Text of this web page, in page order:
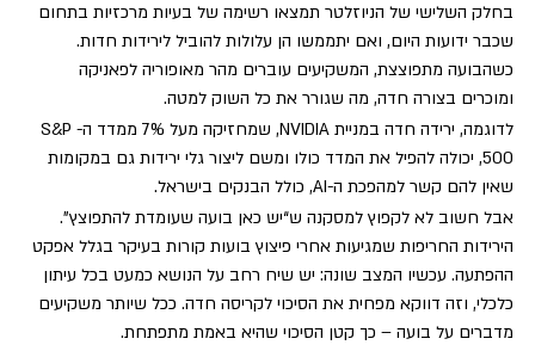
בחלק השלישי של הניוזלטר תמצאו רשימה של בעיות מרכזיות בתחום
שכבר ידועות היום, ואם יתממשו הן עלולות להוביל לירידות חדות.
כשהבועה מתפוצצת, המשקיעים עוברים מהר מאופוריה לפאניקה
ומוכרים בצורה חדה, מה שגורר את כל השוק למטה.
לדוגמה, ירידה חדה במניית NVIDIA, שמחזיקה מעל 7% ממדד ה-S&P
500, יכולה להפיל את המדד כולו ומשם ליצור גלי ירידות גם במקומות
שאין להם קשר למהפכת ה-AI, כולל הבנקים בישראל.
אבל חשוב לא לקפוץ למסקנה ש“יש כאן בועה שעומדת להתפוצץ”.
הירידות החריפות שמגיעות אחרי פיצוץ בועות קורות בעיקר בגלל אפקט
ההפתעה. עכשיו המצב שונה: יש שיח רחב על הנושא כמעט בכל עיתון
כלכלי, וזה דווקא מפחית את הסיכוי לקריסה חדה. ככל שיותר משקיעים
מדברים על בועה – כך קטן הסיכוי שהיא באמת מתפתחת.